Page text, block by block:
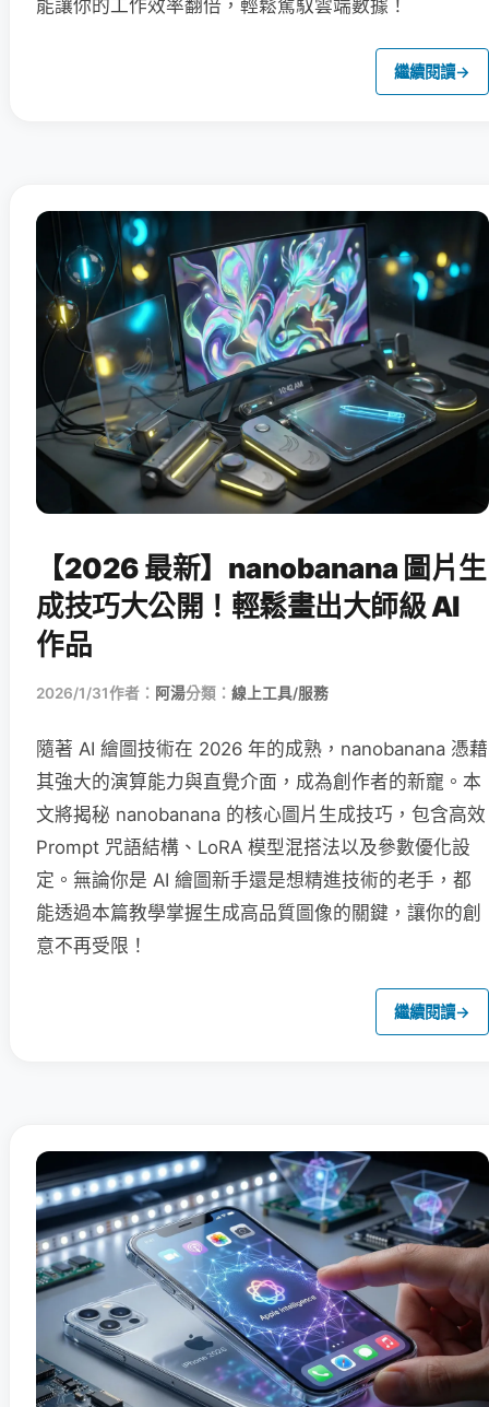
能讓你的工作效率翻倍，輕鬆駕馭雲端數據！
繼續閱讀→
【2026 最新】nanobanana 圖片生
成技巧大公開！輕鬆畫出大師級 AI
作品
2026/1/31作者： 阿湯分類： 線上工具/服務
隨著 AI 繪圖技術在 2026 年的成熟，nanobanana 憑藉
其強大的演算能力與直覺介面，成為創作者的新寵。本
文將揭秘 nanobanana 的核心圖片生成技巧，包含高效
Prompt 咒語結構、LoRA 模型混搭法以及參數優化設
定。無論你是 AI 繪圖新手還是想精進技術的老手，都
能透過本篇教學掌握生成高品質圖像的關鍵，讓你的創
意不再受限！
繼續閱讀→